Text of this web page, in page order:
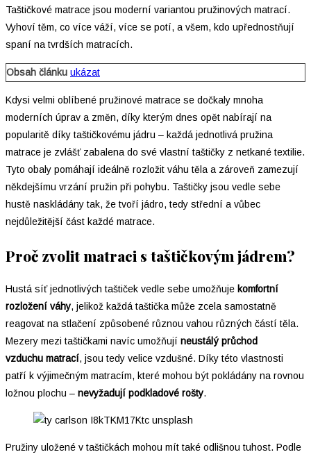
Taštičkové matrace jsou moderní variantou pružinových matrací.
Vyhoví těm, co více váží, více se potí, a všem, kdo upřednostňují
spaní na tvrdších matracích.
Obsah článku ukázat
Kdysi velmi oblíbené pružinové matrace se dočkaly mnoha
moderních úprav a změn, díky kterým dnes opět nabírají na
popularitě díky taštičkovému jádru – každá jednotlivá pružina
matrace je zvlášť zabalena do své vlastní taštičky z netkané textilie.
Tyto obaly pomáhají ideálně rozložit váhu těla a zároveň zamezují
někdejšímu vrzání pružin při pohybu. Taštičky jsou vedle sebe
hustě naskládány tak, že tvoří jádro, tedy střední a vůbec
nejdůležitější část každé matrace.
Proč zvolit matraci s taštičkovým jádrem?
Hustá síť jednotlivých taštiček vedle sebe umožňuje komfortní
rozložení váhy, jelikož každá taštička může zcela samostatně
reagovat na stlačení způsobené různou vahou různých částí těla.
Mezery mezi taštičkami navíc umožňují neustálý průchod
vzduchu matrací, jsou tedy velice vzdušné. Díky této vlastnosti
patří k výjimečným matracím, které mohou být pokládány na rovnou
ložnou plochu – nevyžadují podkladové rošty.
Pružiny uložené v taštičkách mohou mít také odlišnou tuhost. Podle